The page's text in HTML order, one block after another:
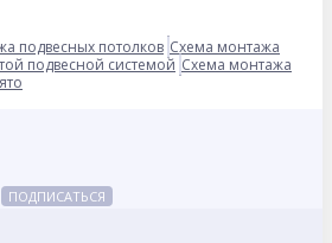
подвесных потолков Схема монтажа
подвесной системой Схема монтажа
ПОДПИСАТЬСЯ